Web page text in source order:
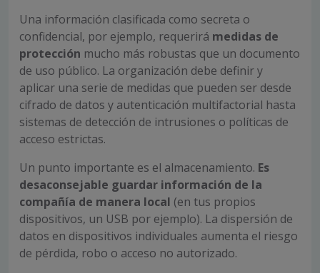
Una información clasificada como secreta o
confidencial, por ejemplo, requerirá medidas de
protección mucho más robustas que un documento
de uso público. La organización debe definir y
aplicar una serie de medidas que pueden ser desde
cifrado de datos y autenticación multifactorial hasta
sistemas de detección de intrusiones o políticas de
acceso estrictas.
Un punto importante es el almacenamiento. Es
desaconsejable guardar información de la
compañía de manera local (en tus propios
dispositivos, un USB por ejemplo). La dispersión de
datos en dispositivos individuales aumenta el riesgo
de pérdida, robo o acceso no autorizado.